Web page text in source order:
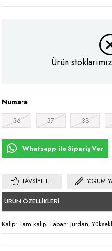
Ürün
Numara
36 37 38
Whatsapp ile Sipariş Ver
TAVSIYE ET YORUM
ÜRÜN ÖZELLIKLERI
Kalıp: Tam kalıp, Taban: Jurdan,